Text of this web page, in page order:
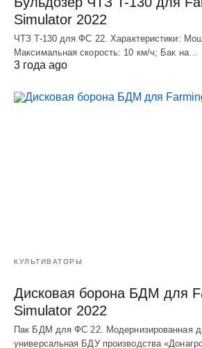
Simulator 2022
ЧТЗ T-130 для ФС 22. Характеристики:
Макcимальная cкороcть: 10 км/ч; Бак на…
3 года ago
КУЛЬТИВАТОРЫ
Дисковая борона БДМ для
Simulator 2022
Пак БДМ для ФС 22. Модернизированная
универсальная БДУ производства